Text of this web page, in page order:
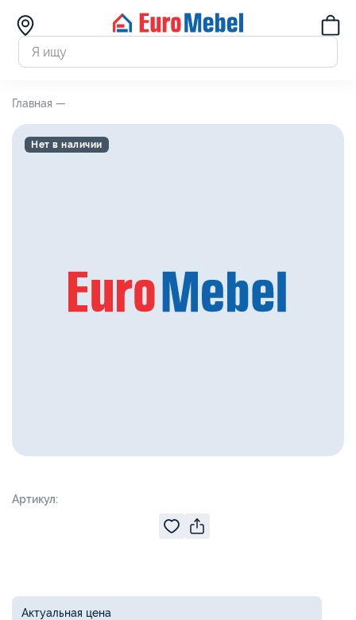
Главная —
Артикул:
Нет в наличии
Актуальная цена